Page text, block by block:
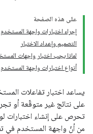
على هذه الصفحة
إجراء اختبارات واجهة المستخدم
التصميم وإعداد الاختبار
لماذا يجب اختبار واجهات
أنواع اختبارات واجهة المستخدم
يساعد اختبار تفاعلات
على نتائج غير متوقّعة أو
تحرص على إنشاء اختبارات
من أنّ واجهة المستخدم